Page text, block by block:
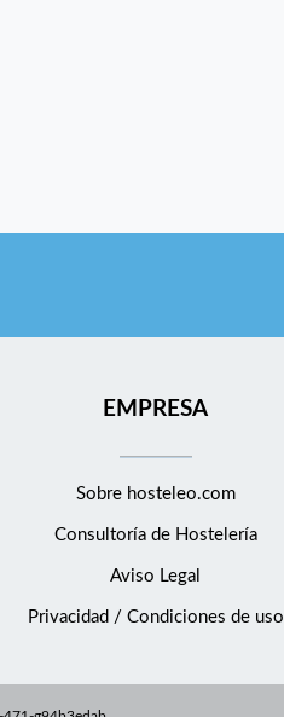
EMPRESA
Sobre hosteleo.com
Consultoría de Hostelería
Aviso Legal
Privacidad / Condiciones de uso